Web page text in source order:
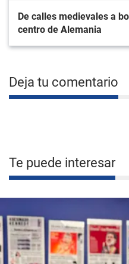
De calles medievales a
centro de Alemania
Deja tu comentario
Te puede interesar